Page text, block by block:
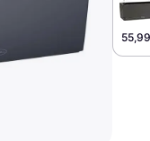
Directorio de